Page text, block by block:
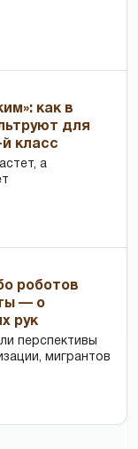
как в
для
класс
а
роботов
— о
рук
перспективы
мигрантов